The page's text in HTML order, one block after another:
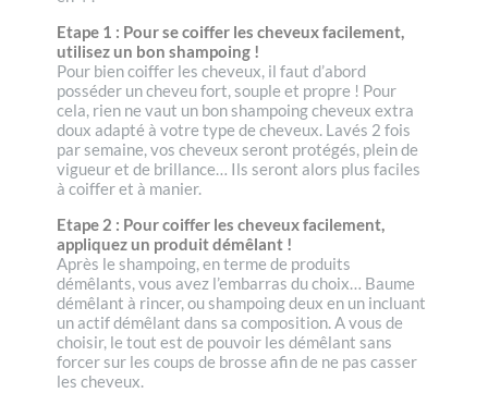
Etape 1 : Pour se coiffer les cheveux facilement,
utilisez un bon shampoing !
Pour bien coiffer les cheveux, il faut d’abord
posséder un cheveu fort, souple et propre ! Pour
cela, rien ne vaut un bon shampoing cheveux extra
doux adapté à votre type de cheveux. Lavés 2 fois
par semaine, vos cheveux seront protégés, plein de
vigueur et de brillance… Ils seront alors plus faciles
à coiffer et à manier.
Etape 2 : Pour coiffer les cheveux facilement,
appliquez un produit démêlant !
Après le shampoing, en terme de produits
démêlants, vous avez l’embarras du choix… Baume
démêlant à rincer, ou shampoing deux en un incluant
un actif démêlant dans sa composition. A vous de
choisir, le tout est de pouvoir les démêlant sans
forcer sur les coups de brosse afin de ne pas casser
les cheveux.